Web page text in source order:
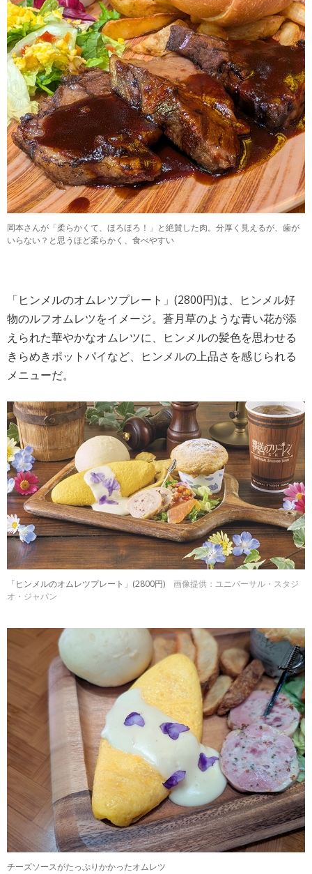
岡本さんが「柔らかくて、ほろほろ！」と絶賛した肉。分厚く見えるが、歯が
いらない？と思うほど柔らかく、食べやすい
「ヒンメルのオムレツプレート」(2800円)は、ヒンメル好
物のルフオムレツをイメージ。蒼月草のような青い花が添
えられた華やかなオムレツに、ヒンメルの髪色を思わせる
きらめきポットパイなど、ヒンメルの上品さを感じられる
メニューだ。
「ヒンメルのオムレツプレート」(2800円)
画像提供：ユニバーサル・スタジ
オ・ジャパン
チーズソースがたっぷりかかったオムレツ